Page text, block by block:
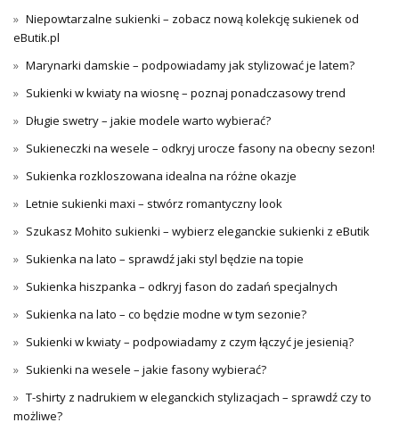
Niepowtarzalne sukienki – zobacz nową kolekcję sukienek od
eButik.pl
Marynarki damskie – podpowiadamy jak stylizować je latem?
Sukienki w kwiaty na wiosnę – poznaj ponadczasowy trend
Długie swetry – jakie modele warto wybierać?
Sukieneczki na wesele – odkryj urocze fasony na obecny sezon!
Sukienka rozkloszowana idealna na różne okazje
Letnie sukienki maxi – stwórz romantyczny look
Szukasz Mohito sukienki – wybierz eleganckie sukienki z eButik
Sukienka na lato – sprawdź jaki styl będzie na topie
Sukienka hiszpanka – odkryj fason do zadań specjalnych
Sukienka na lato – co będzie modne w tym sezonie?
Sukienki w kwiaty – podpowiadamy z czym łączyć je jesienią?
Sukienki na wesele – jakie fasony wybierać?
T-shirty z nadrukiem w eleganckich stylizacjach – sprawdź czy to
możliwe?